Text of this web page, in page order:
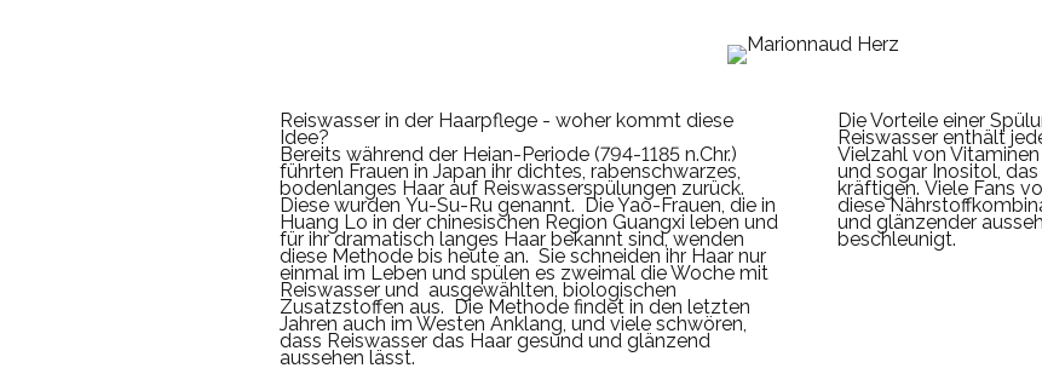
Reiswasser in der Haarpflege - woher kommt diese
Idee?
Bereits während der Heian-Periode (794-1185 n.Chr.)
führten Frauen in Japan ihr dichtes, rabenschwarzes,
bodenlanges Haar auf Reiswasserspülungen zurück.
Diese wurden Yu-Su-Ru genannt. Die Yao-Frauen, die in
Huang Lo in der chinesischen Region Guangxi leben und
für ihr dramatisch langes Haar bekannt sind, wenden
diese Methode bis heute an. Sie schneiden ihr Haar nur
einmal im Leben und spülen es zweimal die Woche mit
Reiswasser und ausgewählten, biologischen
Zusatzstoffen aus. Die Methode findet in den letzten
Jahren auch im Westen Anklang, und viele schwören,
dass Reiswasser das Haar gesund und glänzend
aussehen lässt.
Die Vorteile einer
Reiswasser enthält
Vielzahl von
und sogar Inositol,
kräftigen. Viele Fans
diese
und glänzender
beschleunigt.